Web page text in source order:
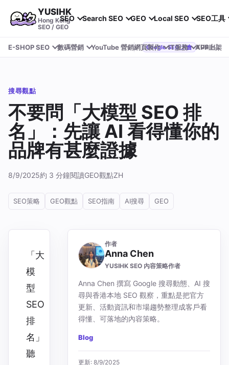
YUSIHK
Hong Kong
SEO / GEO
SEO Search SEO GEO Local SEO SEO工具
E-SHOP SEO 數碼營銷 YouTube 營銷網頁製作 IT服務 APP上架
Google SEO 大會 YUSIHK 近期參加 Google Search Central Live
搜尋觀點
不要問「大模型 SEO 排
名」：先讓 AI 看得懂你的
品牌有甚麼證據
8/9/2025約 3 分鐘閱讀GEO觀點ZH
SEO策略 GEO觀點 SEO指南 AI搜尋 GEO
「大
模
型
SEO
排
名」
聽
作者
Anna Chen
YUSIHK SEO 內容策略作者
Anna Chen 撰寫 Google 搜尋動態、AI 搜
尋與香港本地 SEO 觀察，重點是把官方
更新、活動資訊和市場趨勢整理成客戶看
得懂、可落地的內容策略。
Blog
更新: 8/9/2025